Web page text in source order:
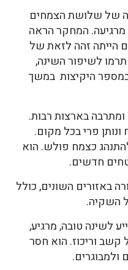
של שלושת הצמחים
מרגיעה. המחקר הראה
זהה לזאת של
תרמו לשיפור השינה,
היקיצות במשך
ומתרבה בארצות רבות.
פרי בכל מקום.
כצמח פולש. הוא
חדשים.
באזורים השונים, כולל
השקיה.
לשינה טובה, מרגיע,
וריכוז. הוא חסר
ולמבוגרים.